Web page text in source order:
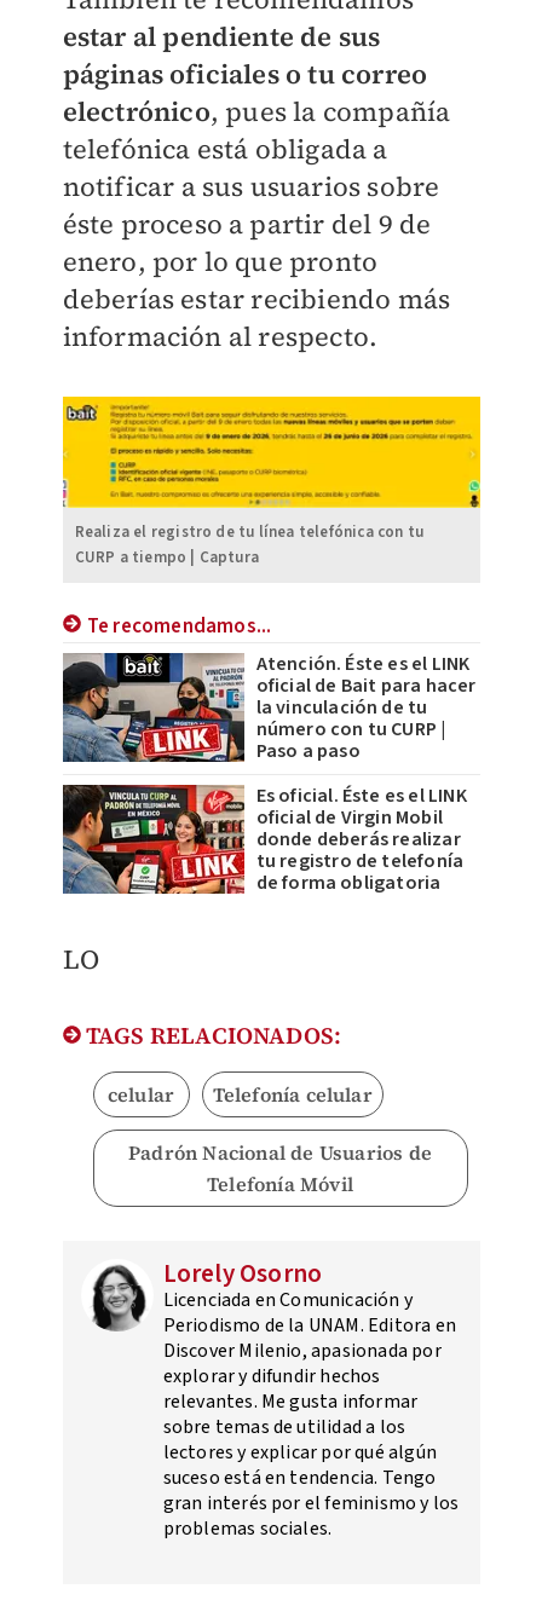
estar al pendiente de sus
páginas oficiales o tu correo
electrónico, pues la compañía
telefónica está obligada a
notificar a sus usuarios sobre
éste proceso a partir del 9 de
enero, por lo que pronto
deberías estar recibiendo más
información al respecto.
Realiza el registro de tu línea telefónica con tu
CURP a tiempo | Captura
Te recomendamos...
Atención. Éste es el LINK
oficial de Bait para hacer
la vinculación de tu
número con tu CURP |
Paso a paso
Es oficial. Éste es el LINK
oficial de Virgin Mobil
donde deberás realizar
tu registro de telefonía
de forma obligatoria
LO
TAGS RELACIONADOS:
celular Telefonía celular
Padrón Nacional de Usuarios de
Telefonía Móvil
Lorely Osorno
Licenciada en Comunicación y
Periodismo de la UNAM. Editora en
Discover Milenio, apasionada por
explorar y difundir hechos
relevantes. Me gusta informar
sobre temas de utilidad a los
lectores y explicar por qué algún
suceso está en tendencia. Tengo
gran interés por el feminismo y los
problemas sociales.